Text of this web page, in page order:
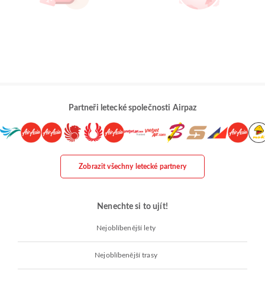
Partneři letecké společnosti Airpaz
Zobrazit všechny letecké partnery
Nenechte si to ujít!
Nejoblíbenější lety
Nejoblíbenější trasy